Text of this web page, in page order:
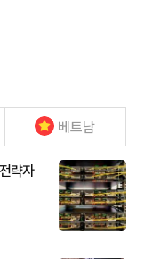
베트남
략자